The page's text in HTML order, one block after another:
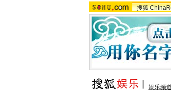
搜狐
娱乐频道